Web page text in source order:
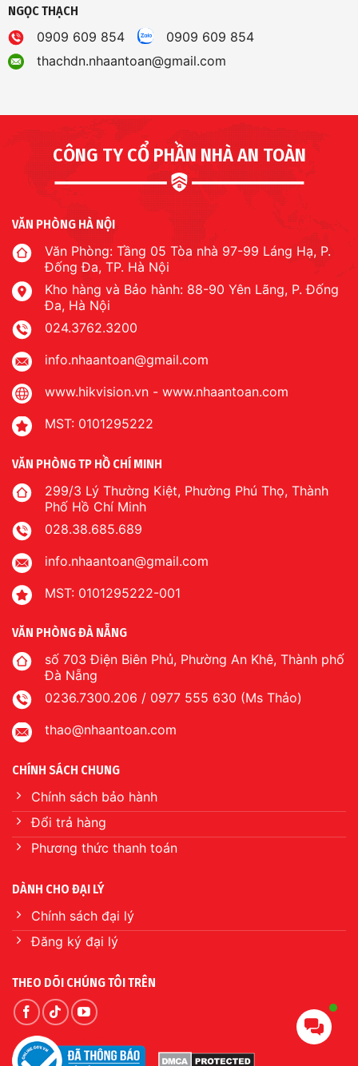
NGỌC THẠCH
0909 609 854
0909 609 854
thachdn.nhaantoan@gmail.com
CÔNG TY CỔ PHẦN NHÀ AN TOÀN
VĂN PHÒNG HÀ NỘI
Văn Phòng: Tầng 05 Tòa nhà 97-99 Láng Hạ, P.
Đống Đa, TP. Hà Nội
Kho hàng và Bảo hành: 88-90 Yên Lãng, P. Đống
Đa, Hà Nội
024.3762.3200
info.nhaantoan@gmail.com
www.hikvision.vn - www.nhaantoan.com
MST: 0101295222
VĂN PHÒNG TP HỒ CHÍ MINH
299/3 Lý Thường Kiệt, Phường Phú Thọ, Thành
Phố Hồ Chí Minh
028.38.685.689
info.nhaantoan@gmail.com
MST: 0101295222-001
VĂN PHÒNG ĐÀ NẴNG
số 703 Điện Biên Phủ, Phường An Khê, Thành phố
Đà Nẵng
0236.7300.206 / 0977 555 630 (Ms Thảo)
thao@nhaantoan.com
CHÍNH SÁCH CHUNG
Chính sách bảo hành
Đổi trả hàng
Phương thức thanh toán
DÀNH CHO ĐẠI LÝ
Chính sách đại lý
Đăng ký đại lý
THEO DÕI CHÚNG TÔI TRÊN